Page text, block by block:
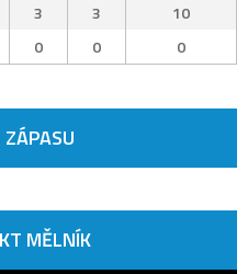
3 3
10
0 0 0
MĚLNÍK